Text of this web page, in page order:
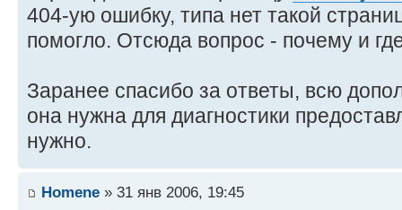
404-ую ошибку, типа нет такой
помогло. Отсюда вопрос - почему и
Заранее спасибо за ответы, всю
она нужна для диагностики
нужно.
Homene » 31 янв 2006, 19:45